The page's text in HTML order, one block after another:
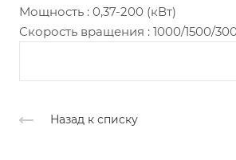
Мощность : 0,37-200 (кВт)
Скорость вращения : 1000/1500/
Назад к списку